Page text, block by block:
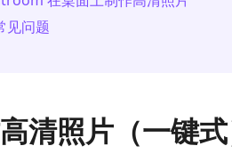
见问题
清照片（一键式